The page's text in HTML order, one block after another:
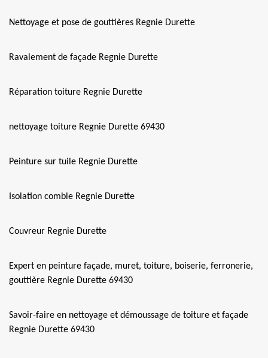
Nettoyage et pose de gouttières Regnie Durette
Ravalement de façade Regnie Durette
Réparation toiture Regnie Durette
nettoyage toiture Regnie Durette 69430
Peinture sur tuile Regnie Durette
Isolation comble Regnie Durette
Couvreur Regnie Durette
Expert en peinture façade, muret, toiture, boiserie, ferronerie,
gouttière Regnie Durette 69430
Savoir-faire en nettoyage et démoussage de toiture et façade
Regnie Durette 69430